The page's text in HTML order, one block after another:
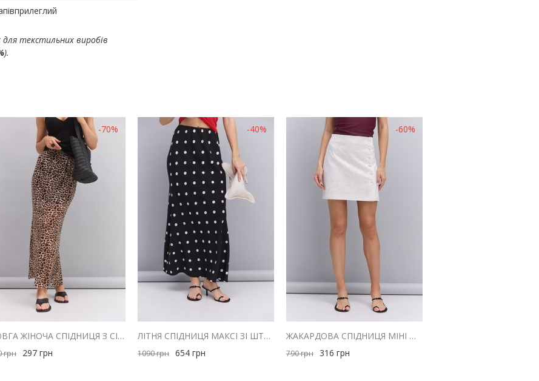
текстильних виробів
).
-70%
ДОВГА ЖІНОЧА СПІДНИЦЯ З СІТОЧКИ СВІТЛО-БЕЖЕВА З ЛЕОПАРДОВИМ ПРИНТОМ
грн 297 грн
-40%
ЛІТНЯ СПІДНИЦЯ МАКСІ ЗІ ШТАПЕЛЮ ЧОРНА В ВЕЛИКИЙ ГОРОШОК
1090грн 654 грн
-60%
ЖАКАРДОВА СПІДНИЦЯ МІНІ МОЛОЧНОГО КОЛЬОРУ
790грн 316 грн